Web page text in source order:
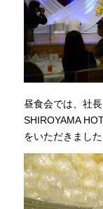
昼食会では、社
SHIROYAMA
をいただきました